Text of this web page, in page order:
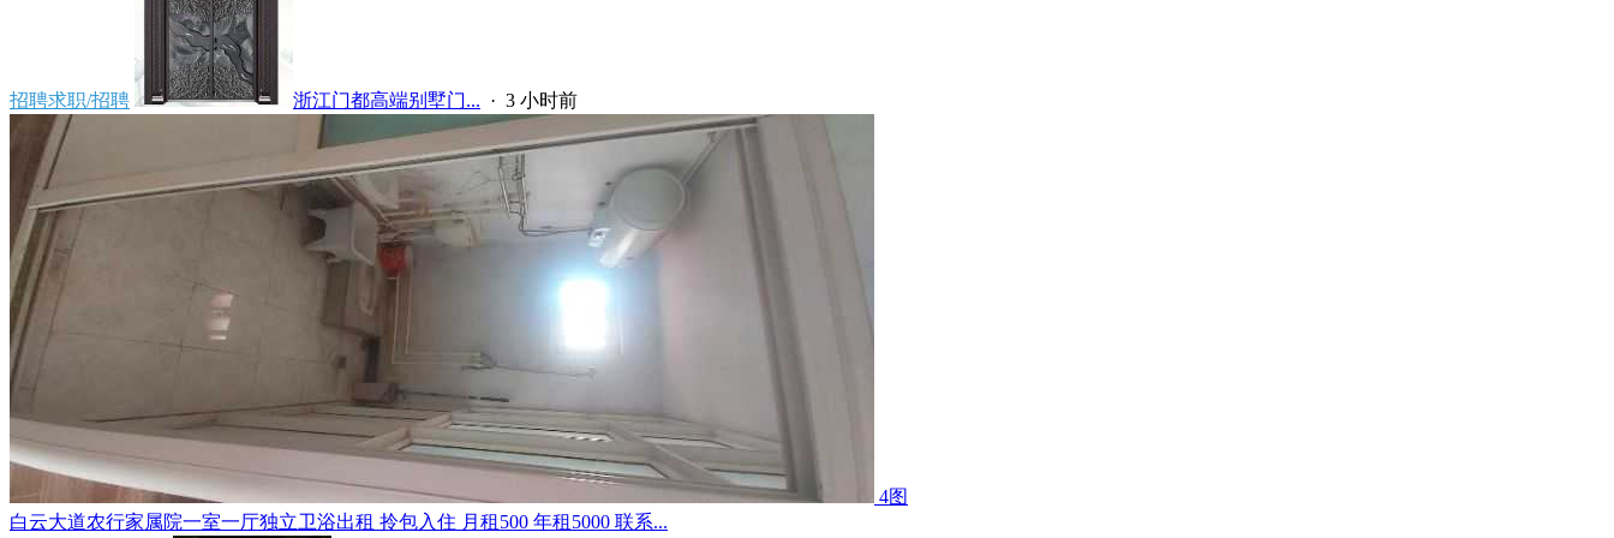
招聘求职/招聘 浙江门都高端别墅门... · 3 小时前
4图
白云大道农行家属院一室一厅独立卫浴出租 拎包入住 月租500 年租5000 联系...